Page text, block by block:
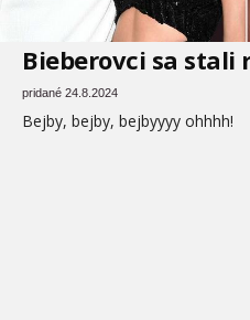
Bieberovci sa stali
pridané 24.8.2024
Bejby, bejby, bejbyyyy ohhhh!